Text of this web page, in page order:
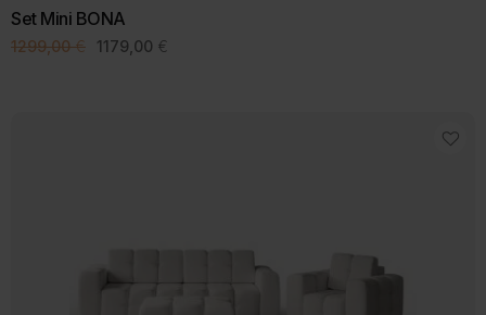
Set Mini BONA
1299,00€
Ursprünglicher
1179,00 €